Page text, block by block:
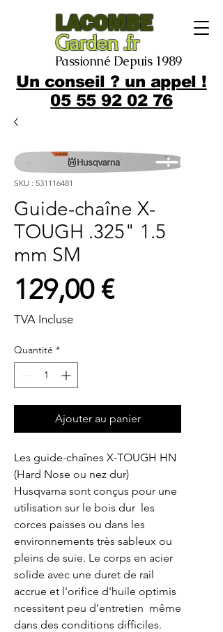
LACOMBE
Garden .fr
Passionné Depuis 1989
Un conseil ? un appel !
05 55 92 02 76
SKU : 531116481
Guide-chaîne X-
TOUGH .325" 1.5
mm SM
129,00 €Prix
TVA Incluse
Quantité *
Ajouter au panier
Les guide-chaînes X-TOUGH HN
(Hard Nose ou nez dur)
Husqvarna sont conçus pour une
utilisation sur le bois dur  les
corces paisses ou dans les
environnements très sableux ou
pleins de suie. Le corps en acier
solide avec une duret de rail
accrue et l'orifice d'huile optimis
ncessitent peu d'entretien  même
dans des conditions difficiles.